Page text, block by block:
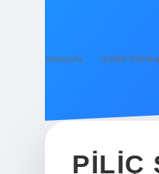
Anasayfa Gizlilik
PILIÇ